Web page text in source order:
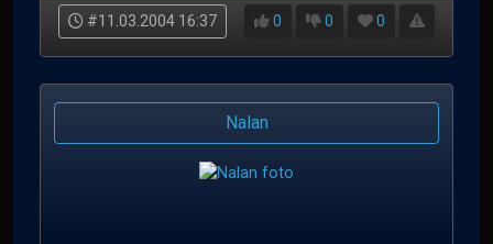
#11.03.2004 16:37 0 0 0
Nalan